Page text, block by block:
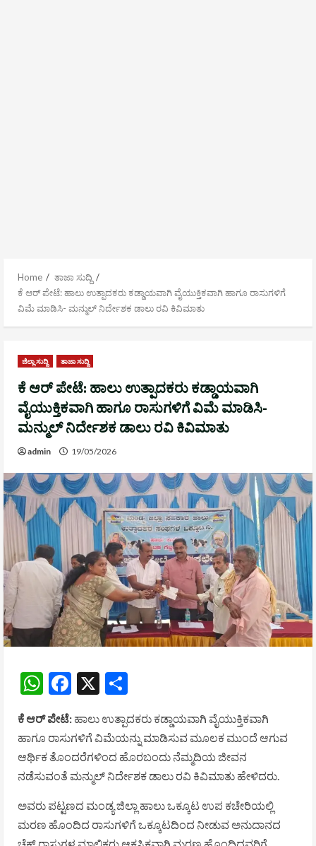
Home
ತಾಜಾ ಸುದ್ದಿ
ಕೆ ಆರ್ ಪೇಟೆ: ಹಾಲು ಉತ್ಪಾದಕರು ಕಡ್ಡಾಯವಾಗಿ ವೈಯುಕ್ತಿಕವಾಗಿ ಹಾಗೂ ರಾಸುಗಳಿಗೆ
ವಿಮೆ ಮಾಡಿಸಿ- ಮನ್ಮುಲ್ ನಿರ್ದೇಶಕ ಡಾಲು ರವಿ ಕಿವಿಮಾತು
ಜಿಲ್ಲಾ ಸುದ್ದಿ ತಾಜಾ ಸುದ್ದಿ
ಕೆ ಆರ್ ಪೇಟೆ: ಹಾಲು ಉತ್ಪಾದಕರು ಕಡ್ಡಾಯವಾಗಿ
ವೈಯುಕ್ತಿಕವಾಗಿ ಹಾಗೂ ರಾಸುಗಳಿಗೆ ವಿಮೆ ಮಾಡಿಸಿ-
ಮನ್ಮುಲ್ ನಿರ್ದೇಶಕ ಡಾಲು ರವಿ ಕಿವಿಮಾತು
admin 19/05/2026
WhatsApp
Facebook
X
ಕೆ ಆರ್ ಪೇಟೆ: ಹಾಲು ಉತ್ಪಾದಕರು ಕಡ್ಡಾಯವಾಗಿ ವೈಯುಕ್ತಿಕವಾಗಿ
ಹಾಗೂ ರಾಸುಗಳಿಗೆ ವಿಮೆಯನ್ನು ಮಾಡಿಸುವ ಮೂಲಕ ಮುಂದೆ ಆಗುವ
ಆರ್ಥಿಕ ತೊಂದರೆಗಳಿಂದ ಹೊರಬಂದು ನೆಮ್ಮದಿಯ ಜೀವನ
ನಡೆಸುವಂತೆ ಮನ್ಮುಲ್ ನಿರ್ದೇಶಕ ಡಾಲು ರವಿ ಕಿವಿಮಾತು ಹೇಳಿದರು.
ಅವರು ಪಟ್ಟಣದ ಮಂಡ್ಯ ಜಿಲ್ಲಾ ಹಾಲು ಒಕ್ಕೂಟ ಉಪ ಕಚೇರಿಯಲ್ಲಿ
ಮರಣ ಹೊಂದಿದ ರಾಸುಗಳಿಗೆ ಒಕ್ಕೂಟದಿಂದ ನೀಡುವ ಅನುದಾನದ